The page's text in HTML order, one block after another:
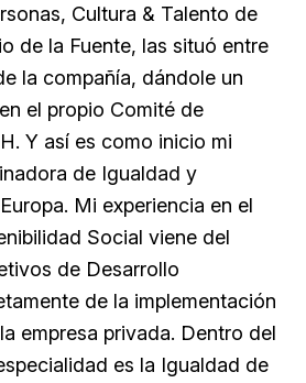
Cultura & Talento de
de la Fuente, las situó entre
la compañía, dándole un
el propio Comité de
Y así es como inicio mi
de Igualdad y
Mi experiencia en el
Social viene del
de Desarrollo
de la implementación
empresa privada. Dentro del
es la Igualdad de